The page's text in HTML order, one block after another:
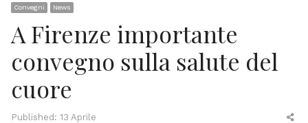
Convegni News
A Firenze importante
convegno sulla salute del
cuore
Published: 13 Aprile